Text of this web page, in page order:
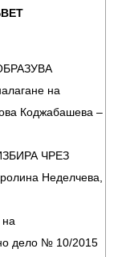
на
Коджабашева –
ЧРЕЗ
Неделчева,
дело № 10/2015